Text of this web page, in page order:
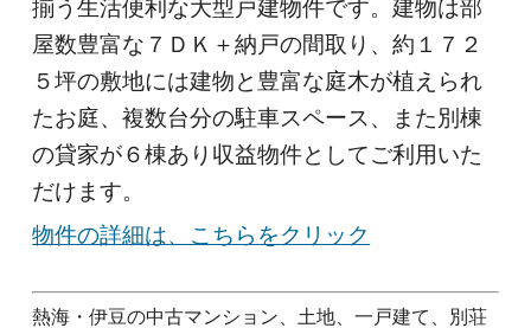
揃う生活便利な大型戸建物件です。建物は部
屋数豊富な７ＤＫ＋納戸の間取り、約１７２
５坪の敷地には建物と豊富な庭木が植えられ
たお庭、複数台分の駐車スペース、また別棟
の貸家が６棟あり収益物件としてご利用いた
だけます。
物件の詳細は、こちらをクリック
熱海・伊豆の中古マンション、土地、一戸建て、別荘